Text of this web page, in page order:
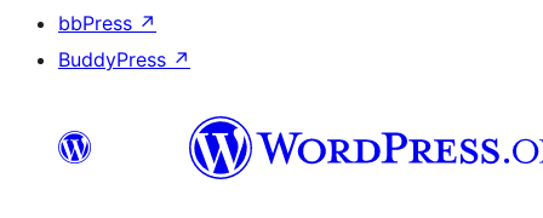
bbPress ↗
BuddyPress ↗